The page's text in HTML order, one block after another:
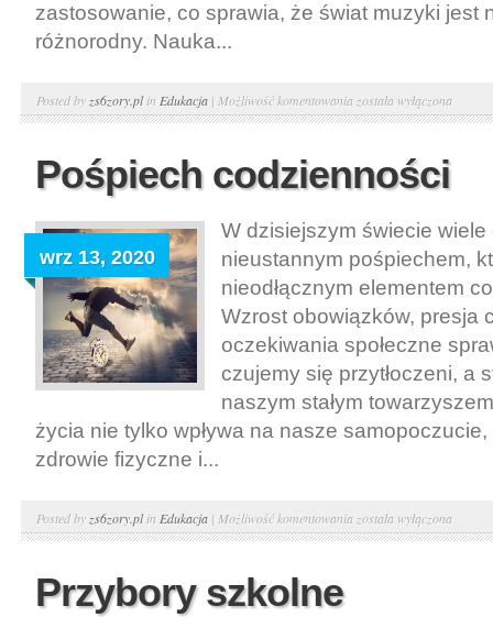
zastosowanie, co sprawia, że świat muzyki jest
różnorodny. Nauka...
Posted by zs6zory.plin Edukacja | Możliwość komentowania Popularne
instrumenty
została wyłączona
Pośpiech codzienności
wrz 13, 2020
W dzisiejszym świecie
nieustannym pośpiechem,
nieodłącznym elementem
Wzrost obowiązków, presja
oczekiwania społeczne
czujemy się przytłoczeni, a
naszym stałym
życia nie tylko wpływa na nasze
zdrowie fizyczne i...
Posted by zs6zory.plin Edukacja | Możliwość komentowania Pośpiech
codzienności
została wyłączona
Przybory szkolne